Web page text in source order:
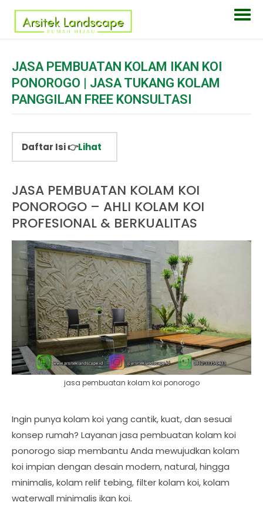
JASA PEMBUATAN KOLAM IKAN KOI
PONOROGO | JASA TUKANG KOLAM
PANGGILAN FREE KONSULTASI
Daftar Isi 👉Lihat
JASA PEMBUATAN KOLAM KOI
PONOROGO – AHLI KOLAM KOI
PROFESIONAL & BERKUALITAS
jasa pembuatan kolam koi ponorogo
Ingin punya kolam koi yang cantik, kuat, dan sesuai
konsep rumah? Layanan jasa pembuatan kolam koi
ponorogo siap membantu Anda mewujudkan kolam
koi impian dengan desain modern, natural, hingga
minimalis, kolam relif tebing, filter kolam koi, kolam
waterwall minimalis ikan koi.